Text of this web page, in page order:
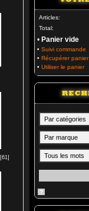
[61]
Articles:
Total:
• Panier vide
• Suivi commande
• Récupérer panier
• Utiliser le panier
?